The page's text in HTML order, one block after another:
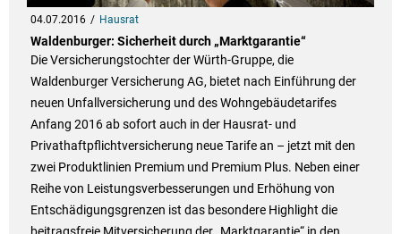
04.07.2016 Hausrat
Waldenburger: Sicherheit durch „Marktgarantie“
Die Versicherungstochter der Würth-Gruppe, die
Waldenburger Versicherung AG, bietet nach Einführung der
neuen Unfallversicherung und des Wohngebäudetarifes
Anfang 2016 ab sofort auch in der Hausrat- und
Privathaftpflichtversicherung neue Tarife an – jetzt mit den
zwei Produktlinien Premium und Premium Plus. Neben einer
Reihe von Leistungsverbesserungen und Erhöhung von
Entschädigungsgrenzen ist das besondere Highlight die
beitragsfreie Mitversicherung der „Marktgarantie“ in den